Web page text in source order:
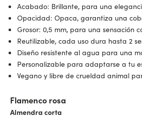
Acabado: Brillante, para una
Opacidad: Opaca, garantiza una
Grosor: 0,5 mm, para una sensación
Reutilizable, cada uso dura hasta 2
Diseño resistente al agua para una
Personalizable para adaptarse a tu
Vegano y libre de crueldad animal
Flamenco rosa
Almendra corta